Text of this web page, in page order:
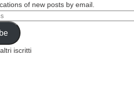
of new posts by email.
iscritti